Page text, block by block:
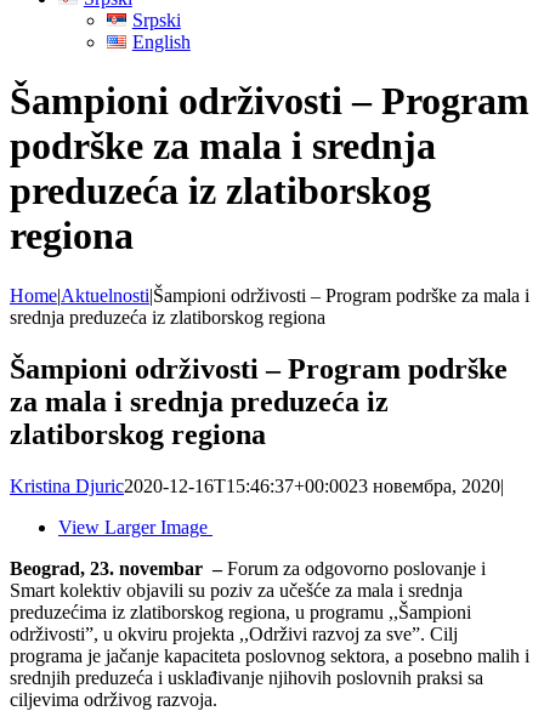
Srpski
English
Šampioni održivosti – Program
podrške za mala i srednja
preduzeća iz zlatiborskog
regiona
Home|Aktuelnosti|Šampioni održivosti – Program podrške za mala i
srednja preduzeća iz zlatiborskog regiona
Šampioni održivosti – Program podrške
za mala i srednja preduzeća iz
zlatiborskog regiona
Kristina Djuric2020-12-16T15:46:37+00:0023 новембра, 2020|
View Larger Image
Beograd, 23. novembar –Forum za odgovorno poslovanje i
Smart kolektiv objavili su poziv za učešće za mala i srednja
preduzećima iz zlatiborskog regiona, u programu ,,Šampioni
održivosti”, u okviru projekta ,,Održivi razvoj za sve”. Cilj
programa je jačanje kapaciteta poslovnog sektora, a posebno malih i
srednjih preduzeća i usklađivanje njihovih poslovnih praksi sa
ciljevima održivog razvoja.